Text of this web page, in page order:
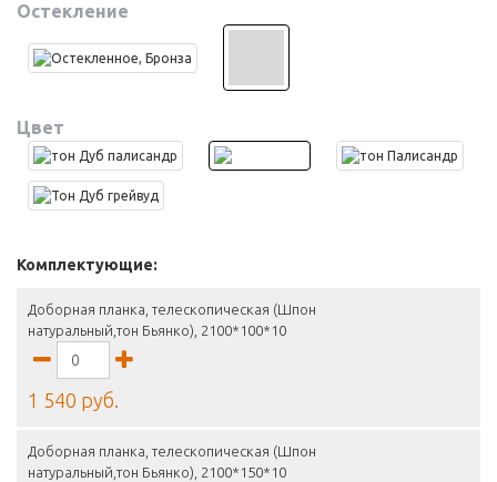
Остекление
Цвет
Комплектующие:
Доборная планка, телескопическая (Шпон
натуральный,тон Бьянко), 2100*100*10
1 540 руб.
Доборная планка, телескопическая (Шпон
натуральный,тон Бьянко), 2100*150*10